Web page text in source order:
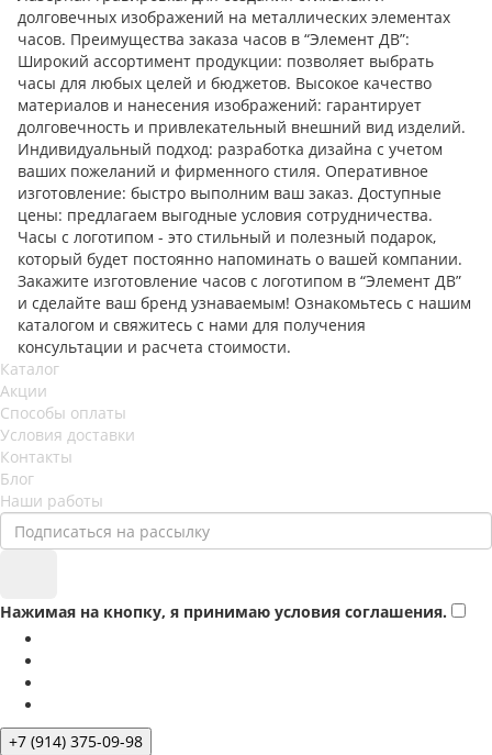
долговечных изображений на металлических элементах
часов. Преимущества заказа часов в “Элемент ДВ”:
Широкий ассортимент продукции: позволяет выбрать
часы для любых целей и бюджетов. Высокое качество
материалов и нанесения изображений: гарантирует
долговечность и привлекательный внешний вид изделий.
Индивидуальный подход: разработка дизайна с учетом
ваших пожеланий и фирменного стиля. Оперативное
изготовление: быстро выполним ваш заказ. Доступные
цены: предлагаем выгодные условия сотрудничества.
Часы с логотипом - это стильный и полезный подарок,
который будет постоянно напоминать о вашей компании.
Закажите изготовление часов с логотипом в “Элемент ДВ”
и сделайте ваш бренд узнаваемым! Ознакомьтесь с нашим
каталогом и свяжитесь с нами для получения
консультации и расчета стоимости.
Каталог
Акции
Способы оплаты
Условия доставки
Контакты
Блог
Наши работы
Нажимая на кнопку, я принимаю условия соглашения.
+7 (914) 375-09-98